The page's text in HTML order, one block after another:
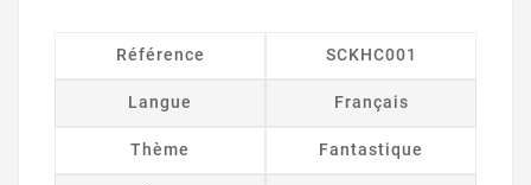
Référence SCKHC001
Langue Français
Thème Fantastique